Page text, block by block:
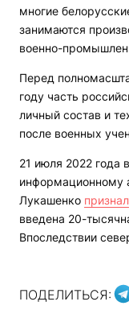
многие
занимаются
военно-
Перед
году часть
личный состав и
после военных
21 июля 2022 года
информационному
Лукашенко признал
введена 20-
Впоследствии
ПОДЕЛИТЬСЯ: